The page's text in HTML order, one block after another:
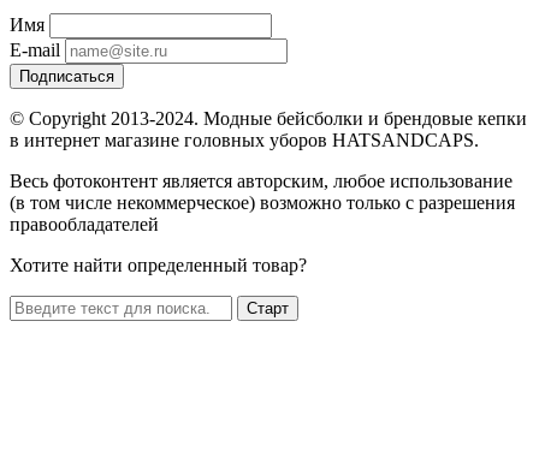
Имя
E-mail
Подписаться
© Copyright 2013-2024. Модные бейсболки и брендовые кепки
в интернет магазине головных уборов HATSANDCAPS.
Весь фотоконтент является авторским, любое использование
(в том числе некоммерческое) возможно только с разрешения
правообладателей
Хотите найти определенный товар?
Старт